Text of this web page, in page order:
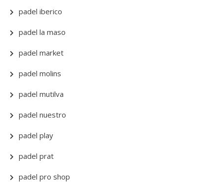
padel iberico
padel la maso
padel market
padel molins
padel mutilva
padel nuestro
padel play
padel prat
padel pro shop